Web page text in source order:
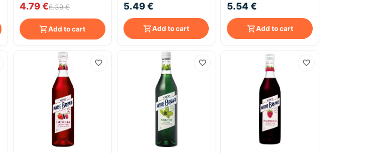
4.79 €6.39 €
Add to cart
5.49 €
Add to cart
5.54 €
Add to cart